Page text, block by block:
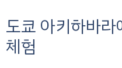
도쿄 아키하바
체험